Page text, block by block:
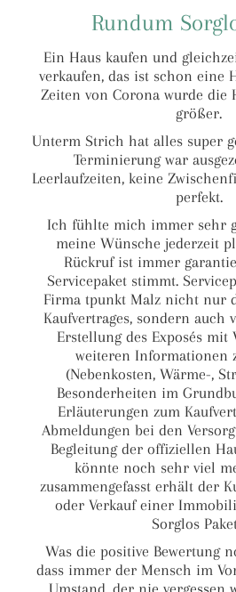
Rundum
Ein Haus kaufen und
verkaufen, das ist schon eine
Zeiten von Corona wurde die
größer.
Unterm Strich hat alles super
Terminierung war
Leerlaufzeiten, keine
perfekt.
Ich fühlte mich immer sehr
meine Wünsche jederzeit
Rückruf ist immer
Servicepaket stimmt.
Firma tpunkt Malz nicht nur
Kaufvertrages, sondern auch
Erstellung des Exposés mit
weiteren Informationen
(Nebenkosten, Wärme-,
Besonderheiten im
Erläuterungen zum
Abmeldungen bei den
Begleitung der offiziellen
könnte noch sehr viel
zusammengefasst erhält der
oder Verkauf einer
Sorglos
Was die positive Bewertung
dass immer der Mensch im